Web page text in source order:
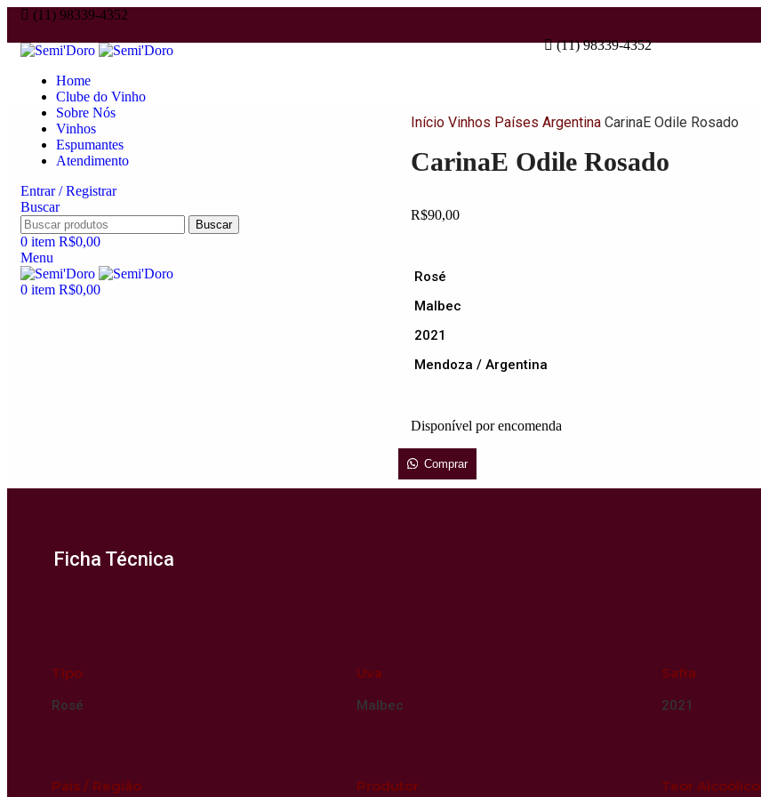
(11) 98339-4352
(11) 98339-4352
Home
Clube do Vinho
Sobre Nós
Vinhos
Espumantes
Atendimento
Entrar / Registrar
Buscar
Buscar
0 item R$0,00
Menu
0 item R$0,00
Início Vinhos Países Argentina CarinaE Odile Rosado
CarinaE Odile Rosado
R$90,00
Rosé
Malbec
2021
Mendoza / Argentina
Disponível por encomenda
Comprar
Ficha Técnica
Tipo
Rosé
Uva
Malbec
Safra
2021
País / Região Produtor Teor Alcoólico